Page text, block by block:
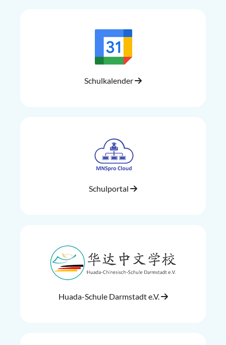
Schulkalender
Schulportal
Huada-Schule Darmstadt e.V.